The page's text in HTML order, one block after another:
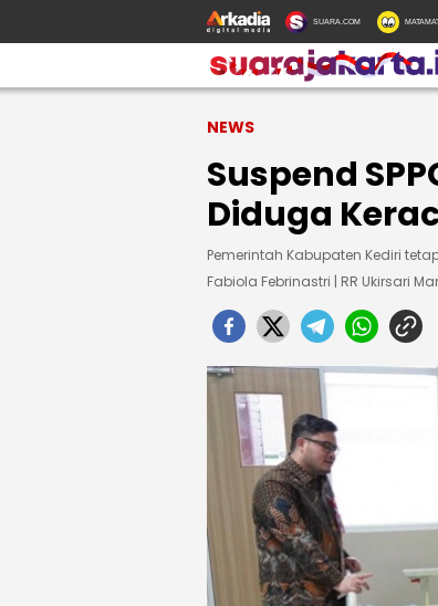
SUARA.COM
NEWS
Suspend
Diduga
Pemerintah Kabupaten Kediri
Fabiola Febrinastri | RR Ukirsari